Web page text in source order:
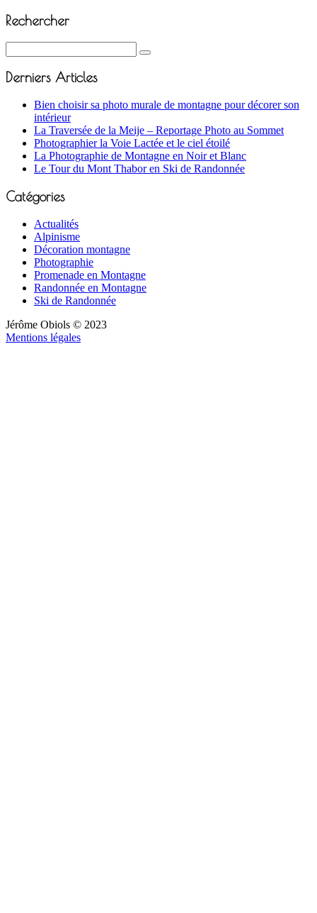
Rechercher
Derniers Articles
Bien choisir sa photo murale de montagne pour décorer son
intérieur
La Traversée de la Meije – Reportage Photo au Sommet
Photographier la Voie Lactée et le ciel étoilé
La Photographie de Montagne en Noir et Blanc
Le Tour du Mont Thabor en Ski de Randonnée
Catégories
Actualités
Alpinisme
Décoration montagne
Photographie
Promenade en Montagne
Randonnée en Montagne
Ski de Randonnée
Jérôme Obiols © 2023
Mentions légales